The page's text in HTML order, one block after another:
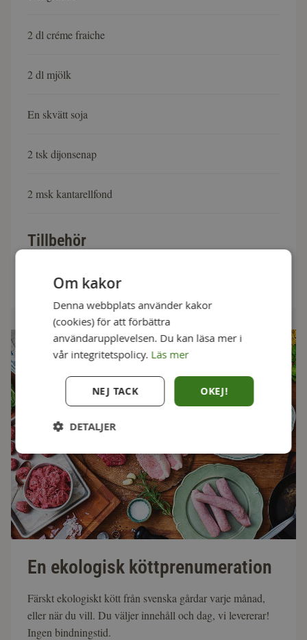
2 dl créme fraiche
2 dl mjölk
En skvätt soja
2 tsk dijonsenap
2 msk kantarellfond
Tillbehör
En ekologisk köttprenumeration
Färskt ekologiskt kött från svenska gårdar varje månad,
eller när du vill. Du väljer innehåll och dag, vi levererar!
Ingen bindningstid.
Om kakor
Denna webbplats använder kakor
(cookies) för att förbättra
användarupplevelsen. Du kan läsa mer i
vår integritetspolicy. Läs mer
OKEJ!
NEJ TACK
DETALJER